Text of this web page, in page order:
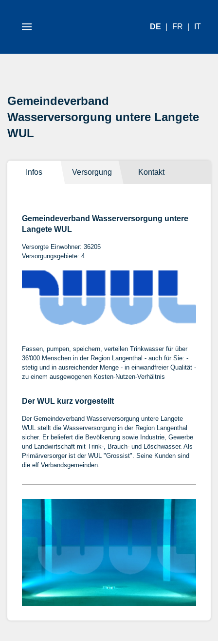
DE FR IT
Gemeindeverband
Wasserversorgung untere Langete
WUL
Infos Versorgung Kontakt
Gemeindeverband Wasserversorgung untere
Langete WUL
Versorgte Einwohner: 36205
Versorgungsgebiete: 4
Fassen, pumpen, speichern, verteilen Trinkwasser für über
36'000 Menschen in der Region Langenthal - auch für Sie: -
stetig und in ausreichender Menge - in einwandfreier Qualität -
zu einem ausgewogenen Kosten-Nutzen-Verhältnis
Der WUL kurz vorgestellt
Der Gemeindeverband Wasserversorgung untere Langete
WUL stellt die Wasserversorgung in der Region Langenthal
sicher. Er beliefert die Bevölkerung sowie Industrie, Gewerbe
und Landwirtschaft mit Trink-, Brauch- und Löschwasser. Als
Primärversorger ist der WUL "Grossist". Seine Kunden sind
die elf Verbandsgemeinden.